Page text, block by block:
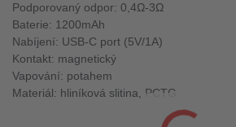
Podporovaný odpor: 0,4Ω-3Ω
Baterie: 1200mAh
Nabíjení: USB-C port (5V/1A)
Kontakt: magnetický
Vapování: potahem
Materiál: hliníková slitina, PCTG